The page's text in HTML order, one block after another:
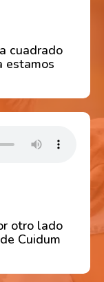
cuadrado
estamos
otro lado
Cuidum